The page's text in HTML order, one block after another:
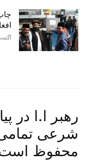
آگست 9,
رهبر ا.ا در
شرعی تمامی
محفوظ